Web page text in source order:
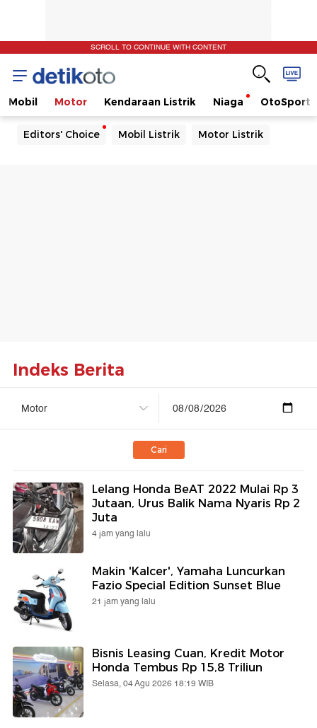
SCROLL TO CONTINUE WITH CONTENT
Mobil Motor Kendaraan Listrik Niaga OtoSport
Editors' Choice Mobil Listrik Motor Listrik
Indeks Berita
Cari
Lelang Honda BeAT 2022 Mulai Rp 3
Jutaan, Urus Balik Nama Nyaris Rp 2
Juta
4 jam yang lalu
Makin 'Kalcer', Yamaha Luncurkan
Fazio Special Edition Sunset Blue
21 jam yang lalu
Bisnis Leasing Cuan, Kredit Motor
Honda Tembus Rp 15,8 Triliun
Selasa, 04 Agu 2026 18:19 WIB